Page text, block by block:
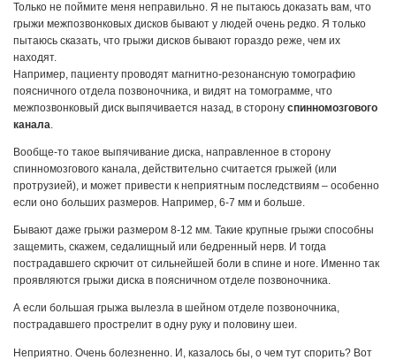
Только не поймите меня неправильно. Я не пытаюсь доказать вам, что
грыжи межпозвонковых дисков бывают у людей очень редко. Я только
пытаюсь сказать, что грыжи дисков бывают гораздо реже, чем их
находят.
Например, пациенту проводят магнитно-резонансную томографию
поясничного отдела позвоночника, и видят на томограмме, что
межпозвонковый диск выпячивается назад, в сторону спинномозгового
канала.
Вообще-то такое выпячивание диска, направленное в сторону
спинномозгового канала, действительно считается грыжей (или
протрузией), и может привести к неприятным последствиям – особенно
если оно больших размеров. Например, 6-7 мм и больше.
Бывают даже грыжи размером 8-12 мм. Такие крупные грыжи способны
защемить, скажем, седалищный или бедренный нерв. И тогда
пострадавшего скрючит от сильнейшей боли в спине и ноге. Именно так
проявляются грыжи диска в поясничном отделе позвоночника.
А если большая грыжа вылезла в шейном отделе позвоночника,
пострадавшего прострелит в одну руку и половину шеи.
Неприятно. Очень болезненно. И, казалось бы, о чем тут спорить? Вот